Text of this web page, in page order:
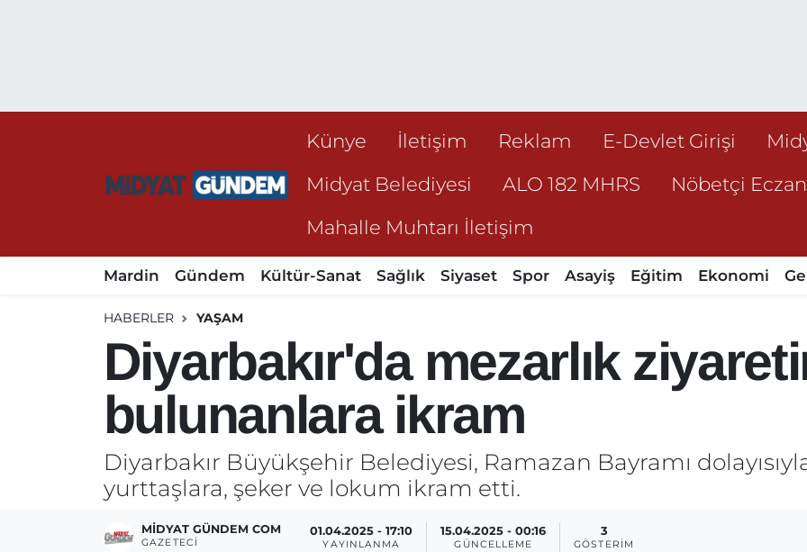
Künye İletişim Reklam E-Devlet Girişi
Midyat Belediyesi
ALO 182 MHRS Nöbetçi
Mahalle Muhtarı İletişim
Mardin Gündem Kültür-Sanat Sağlık Siyaset Spor Asayiş Eğitim Ekonomi
HABERLER YAŞAM
Diyarbakır'da mezarlık
bulunanlara ikram
Diyarbakır Büyükşehir Belediyesi, Ramazan Bayramı
yurttaşlara, şeker ve lokum ikram etti.
MIDYAT GÜNDEM COM
GAZETECI
01.04.2025 - 17:10
YAYINLANMA
15.04.2025 - 00:16
GÜNCELLEME
3
GÖSTERIM